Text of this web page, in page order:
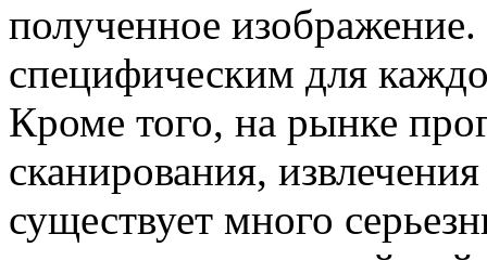
полученное
специфическим для
Кроме того, на рынке
сканирования,
существует много